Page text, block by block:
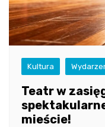
Kultura
Teatr w
mieście!